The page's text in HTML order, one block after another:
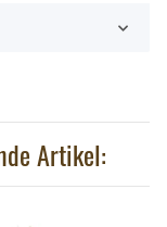
Artikel: